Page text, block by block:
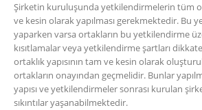
Şirketin kuruluşunda yetkilendirmelerin tüm
ve kesin olarak yapılması gerekmektedir. Bu
yaparken varsa ortakların bu yetkilendirme
kısıtlamalar veya yetkilendirme şartları dikkate
ortaklık yapısının tam ve kesin olarak
ortakların onayından geçmelidir. Bunlar
yapısı ve yetkilendirmeler sonrası kurulan
sıkıntılar yaşanabilmektedir.